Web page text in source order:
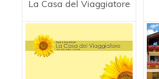
La Casa del Viaggiatore